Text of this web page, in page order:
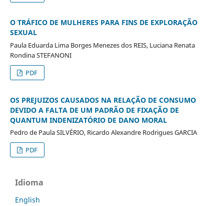
O TRÁFICO DE MULHERES PARA FINS DE EXPLORAÇÃO
SEXUAL
Paula Eduarda Lima Borges Menezes dos REIS, Luciana Renata
Rondina STEFANONI
PDF
OS PREJUIZOS CAUSADOS NA RELAÇÃO DE CONSUMO
DEVIDO A FALTA DE UM PADRÃO DE FIXAÇÃO DE
QUANTUM INDENIZATÓRIO DE DANO MORAL
Pedro de Paula SILVÉRIO, Ricardo Alexandre Rodrigues GARCIA
PDF
Idioma
English